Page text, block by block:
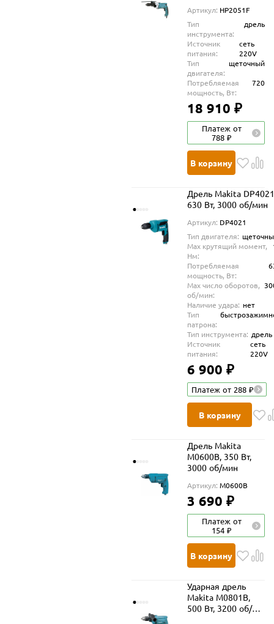
HP2051F
Артикул: HP2051F
Тип
инструмента:
дрель
Источник
питания:
сеть
220V
Тип
двигателя:
щеточный
Потребляемая
мощность, Вт:
720
18 910 ₽
Платеж от
788 ₽
В корзину
Дрель Makita
630 Вт, 3000 об/мин
Артикул: DP4021
Тип двигателя:
Max крутящий момент,
Нм:
Потребляемая
мощность, Вт:
Max число оборотов,
об/мин:
Наличие удара: нет
Тип
патрона:
Тип инструмента: дрель
Источник
питания:
сеть
220V
6 900 ₽
Платеж от 288 ₽
В корзину
Дрель Makita
M0600B, 350 Вт,
3000 об/мин
Артикул: M0600B
3 690 ₽
Платеж от
154 ₽
В корзину
Ударная дрель
Makita M0801B,
500 Вт, 3200 об/